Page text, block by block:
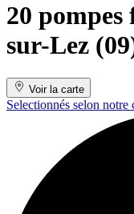
20 pompes
sur-Lez
Voir la carte
Selectionnés selon